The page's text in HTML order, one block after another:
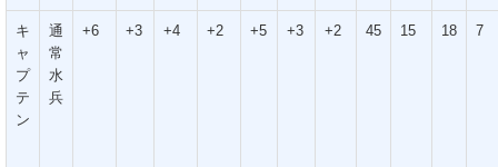
キ
ャ
プ
テ
ン
通
常
水
兵
+6 +3 +4 +2 +5 +3 +2 45 15 18 7